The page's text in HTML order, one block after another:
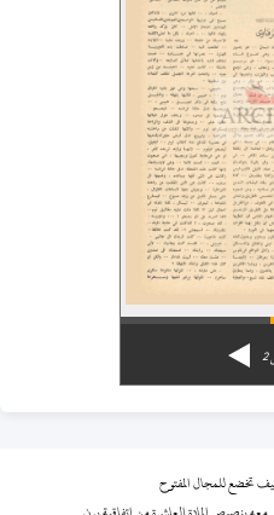
2
تخضع للمجال المفتوح